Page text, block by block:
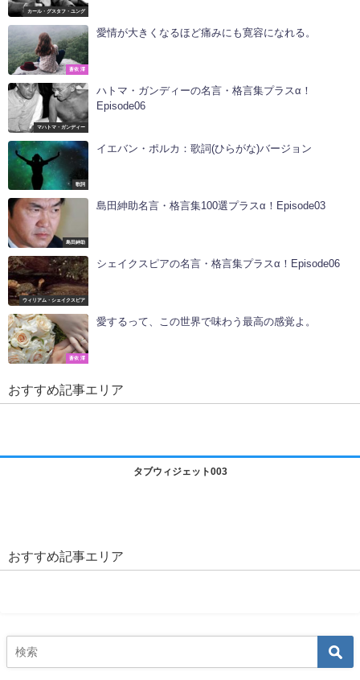
カール・グスタフ・ユング
蒼依 澪
愛情が大きくなるほど痛みにも寛容になれる。
マハトマ・ガンディー
ハトマ・ガンディーの名言・格言集プラスα！
Episode06
歌詞
イエバン・ポルカ：歌詞(ひらがな)バージョン
島田紳助
島田紳助名言・格言集100選プラスα！Episode03
ウィリアム・シェイクスピア
シェイクスピアの名言・格言集プラスα！Episode06
蒼依 澪
愛するって、この世界で味わう最高の感覚よ。
おすすめ記事エリア
タブウィジェット003
おすすめ記事エリア